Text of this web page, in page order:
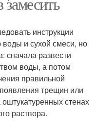
инструкции
и сухой смеси, но
сначала развести
воды, а потом
правильной
трещин или
стенах
раствора.